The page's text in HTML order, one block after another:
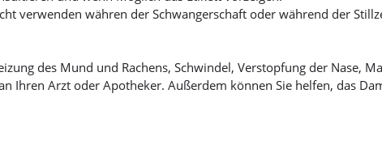
verwenden währen der Schwangerschaft oder während der
des Mund und Rachens, Schwindel, Verstopfung der Nase,
Ihren Arzt oder Apotheker. Außerdem können Sie helfen, das